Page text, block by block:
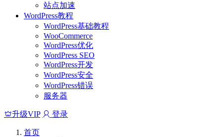
站点加速
WordPress教程
WordPress基础教程
WooCommerce
WordPress优化
WordPress SEO
WordPress开发
WordPress安全
WordPress错误
服务器
升级VIP 登录
首页